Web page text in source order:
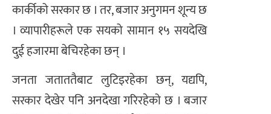
कार्कीको सरकार छ । तर, बजार अनुगमन शून्य छ
। व्यापारीहरूले एक सयको सामान १५ सयदेखि
दुई हजारमा बेचिरहेका छन् ।
जनता जताततैबाट लुटिइरहेका छन्, यद्यपि,
सरकार देखेर पनि अनदेखा गरिरहेको छ । बजार